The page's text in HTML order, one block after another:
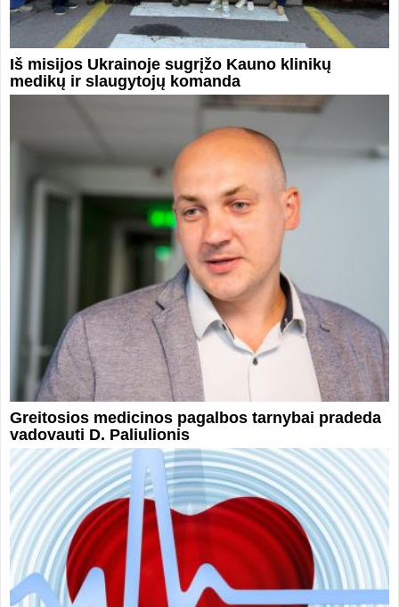
Iš misijos Ukrainoje sugrįžo Kauno klinikų
medikų ir slaugytojų komanda
Greitosios medicinos pagalbos tarnybai pradeda
vadovauti D. Paliulionis